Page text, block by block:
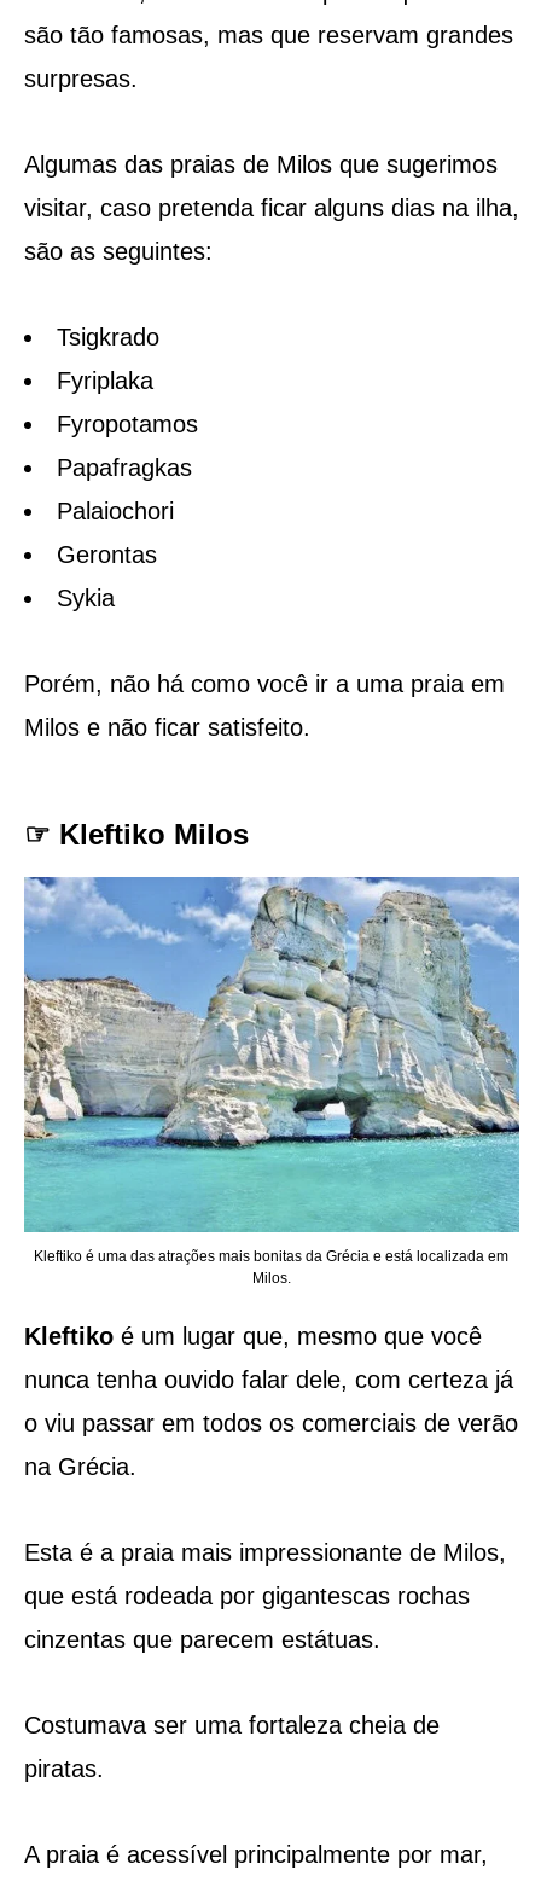
são tão famosas, mas que reservam grandes
surpresas.
Algumas das praias de Milos que sugerimos
visitar, caso pretenda ficar alguns dias na ilha,
são as seguintes:
Tsigkrado
Fyriplaka
Fyropotamos
Papafragkas
Palaiochori
Gerontas
Sykia
Porém, não há como você ir a uma praia em
Milos e não ficar satisfeito.
☞ Kleftiko Milos
Kleftiko é uma das atrações mais bonitas da Grécia e está localizada em
Milos.
Kleftikoé um lugar que, mesmo que você
nunca tenha ouvido falar dele, com certeza já
o viu passar em todos os comerciais de verão
na Grécia.
Esta é a praia mais impressionante de Milos,
que está rodeada por gigantescas rochas
cinzentas que parecem estátuas.
Costumava ser uma fortaleza cheia de
piratas.
A praia é acessível principalmente por mar,